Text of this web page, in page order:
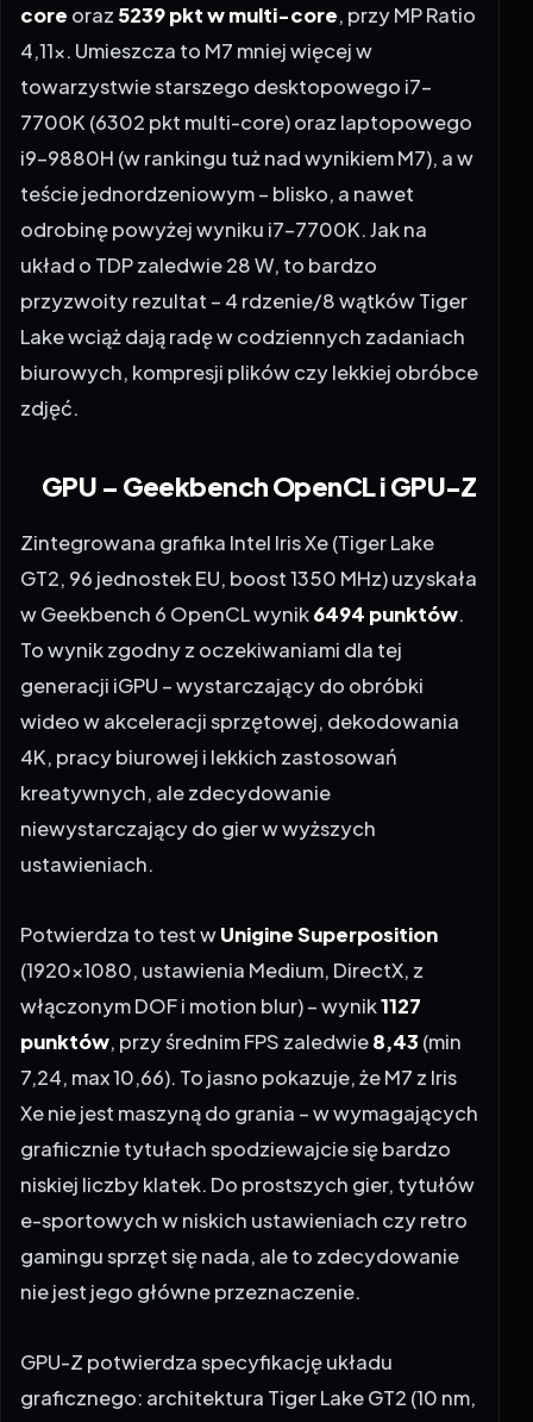
core oraz 5239 pkt w multi-core, przy MP Ratio
4,11x. Umieszcza to M7 mniej więcej w
towarzystwie starszego desktopowego i7-
7700K (6302 pkt multi-core) oraz laptopowego
i9-9880H (w rankingu tuż nad wynikiem M7), a w
teście jednordzeniowym – blisko, a nawet
odrobinę powyżej wyniku i7-7700K. Jak na
układ o TDP zaledwie 28 W, to bardzo
przyzwoity rezultat – 4 rdzenie/8 wątków Tiger
Lake wciąż dają radę w codziennych zadaniach
biurowych, kompresji plików czy lekkiej obróbce
zdjęć.
GPU – Geekbench OpenCL i GPU-Z
Zintegrowana grafika Intel Iris Xe (Tiger Lake
GT2, 96 jednostek EU, boost 1350 MHz) uzyskała
w Geekbench 6 OpenCL wynik6494 punktów.
To wynik zgodny z oczekiwaniami dla tej
generacji iGPU – wystarczający do obróbki
wideo w akceleracji sprzętowej, dekodowania
4K, pracy biurowej i lekkich zastosowań
kreatywnych, ale zdecydowanie
niewystarczający do gier w wyższych
ustawieniach.
Potwierdza to test wUnigine Superposition
(1920×1080, ustawienia Medium, DirectX, z
włączonym DOF i motion blur) – wynik1127
punktów, przy średnim FPS zaledwie8,43 (min
7,24, max 10,66). To jasno pokazuje, że M7 z Iris
Xe nie jest maszyną do grania – w wymagających
grafiicznie tytułach spodziewajcie się bardzo
niskiej liczby klatek. Do prostszych gier, tytułów
e-sportowych w niskich ustawieniach czy retro
gamingu sprzęt się nada, ale to zdecydowanie
nie jest jego główne przeznaczenie.
GPU-Z potwierdza specyfikację układu
graficznego: architektura Tiger Lake GT2 (10 nm,